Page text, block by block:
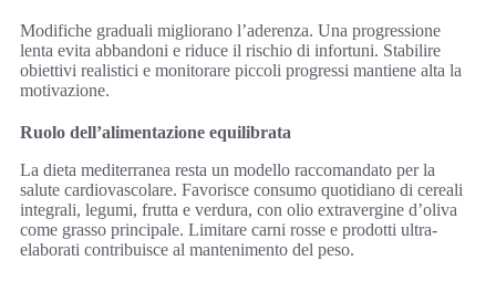
Modifiche graduali migliorano l’aderenza. Una progressione
lenta evita abbandoni e riduce il rischio di infortuni. Stabilire
obiettivi realistici e monitorare piccoli progressi mantiene alta la
motivazione.
Ruolo dell’alimentazione equilibrata
La dieta mediterranea resta un modello raccomandato per la
salute cardiovascolare. Favorisce consumo quotidiano di cereali
integrali, legumi, frutta e verdura, con olio extravergine d’oliva
come grasso principale. Limitare carni rosse e prodotti ultra-
elaborati contribuisce al mantenimento del peso.